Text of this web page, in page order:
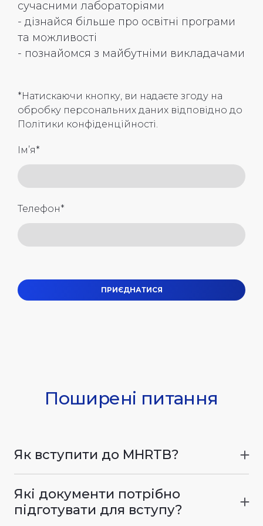
сучасними лабораторіями
- дізнайся більше про освітні програми
та можливості
- познайомся з майбутніми викладачами
*Натискаючи кнопку, ви надаєте згоду на
обробку персональних даних відповідно до
Політики конфіденційності.
Ім’я*
Телефон*
ПРИЄДНАТИСЯ
Поширені питання
Як вступити до MHRTB?
● З 1 липня створити
електронний кабінет
вступника
● З 19 липня до 1 серпня (18:00) подати
Які документи потрібно
підготувати для вступу?